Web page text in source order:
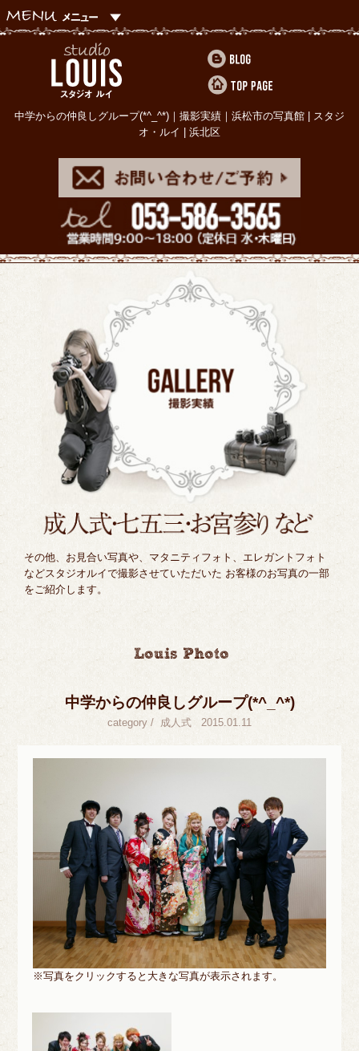
中学からの仲良しグループ(*^_^*)｜撮影実績｜浜松市の写真館 | スタジ
オ・ルイ | 浜北区
その他、お見合い写真や、マタニティフォト、エレガントフォト
などスタジオルイで撮影させていただいた お客様のお写真の一部
をご紹介します。
中学からの仲良しグループ(*^_^*)
category / 成人式 2015.01.11
※写真をクリックすると大きな写真が表示されます。